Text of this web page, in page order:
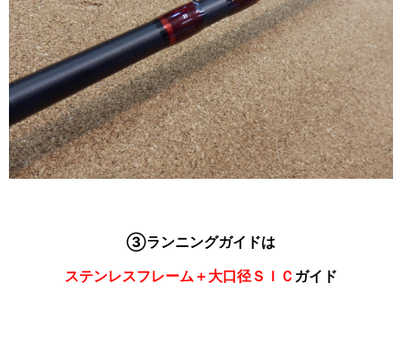
③ランニングガイドは
ステンレスフレーム＋大口径ＳＩＣ ガイド